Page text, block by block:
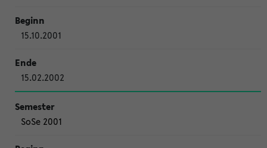
15.10.2001
15.02.2002
SoSe 2001